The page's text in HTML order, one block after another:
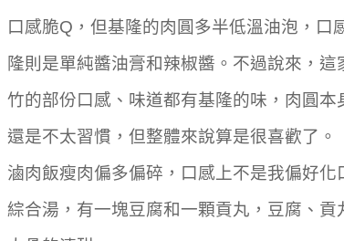
口感脆Q，但基隆的肉圓多半低溫油泡，
隆則是單純醬油膏和辣椒醬。不過說來，
竹的部份口感、味道都有基隆的味，肉圓
還是不太習慣，但整體來說算是很喜歡了。
滷肉飯瘦肉偏多偏碎，口感上不是我偏好
綜合湯，有一塊豆腐和一顆貢丸，豆腐、